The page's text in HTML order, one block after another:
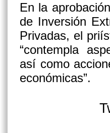
En la
de Inversión
Privadas, el
“contempla
así como
económicas”.